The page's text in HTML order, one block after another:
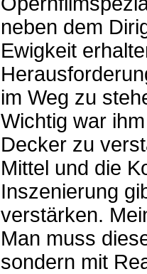
neben dem
Ewigkeit
im Weg zu
Wichtig war
Decker zu
Mittel und die
Inszenierung
verstärken.
Man muss
sondern mit